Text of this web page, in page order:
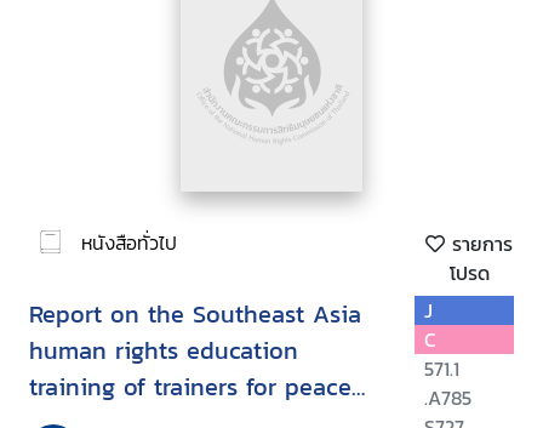
หนังสือทั่วไป
รายการ
โปรด
Report on the Southeast Asia
human rights education
training of trainers for peace
J
C
571.1
.A785